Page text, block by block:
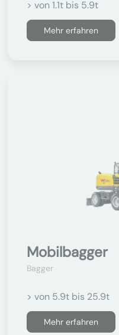
> von 1.1t bis 5.9t
Mehr erfahren
Mobilbagger
Bagger
> von 5.9t bis 25.9t
Mehr erfahren